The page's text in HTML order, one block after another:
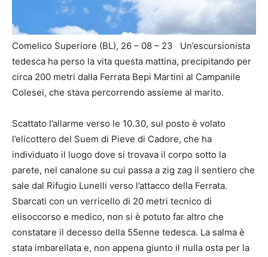
Comelico Superiore (BL), 26 – 08 – 23 Un’escursionista
tedesca ha perso la vita questa mattina, precipitando per
circa 200 metri dalla Ferrata Bepi Martini al Campanile
Colesei, che stava percorrendo assieme al marito.
Scattato l’allarme verso le 10.30, sul posto è volato
l’elicottero del Suem di Pieve di Cadore, che ha
individuato il luogo dove si trovava il corpo sotto la
parete, nel canalone su cui passa a zig zag il sentiero che
sale dal Rifugio Lunelli verso l’attacco della Ferrata.
Sbarcati con un verricello di 20 metri tecnico di
elisoccorso e medico, non si è potuto far altro che
constatare il decesso della 55enne tedesca. La salma è
stata imbarellata e, non appena giunto il nulla osta per la